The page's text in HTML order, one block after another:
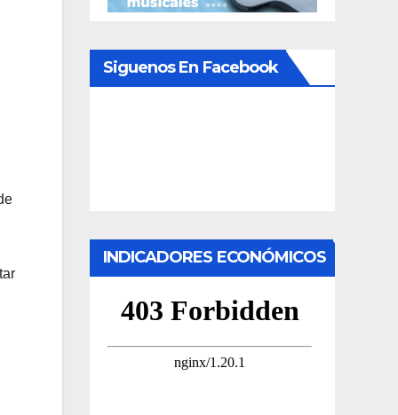
Siguenos En Facebook
INDICADORES ECONÓMICOS